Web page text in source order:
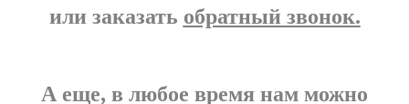
или заказать обратный звонок.
А еще, в любое время нам можно